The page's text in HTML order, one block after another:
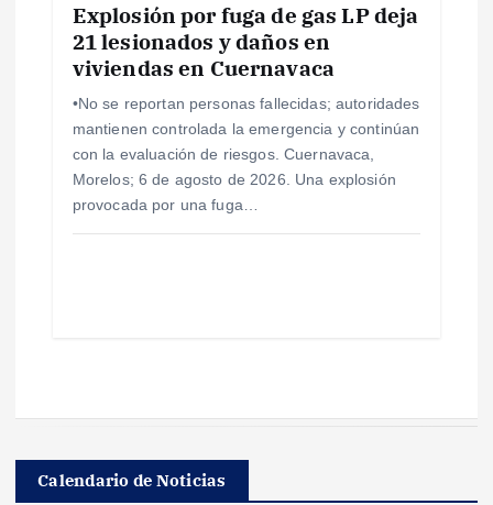
Explosión por fuga de gas LP deja
21 lesionados y daños en
viviendas en Cuernavaca
•No se reportan personas fallecidas; autoridades
mantienen controlada la emergencia y continúan
con la evaluación de riesgos. Cuernavaca,
Morelos; 6 de agosto de 2026. Una explosión
provocada por una fuga…
Calendario de Noticias